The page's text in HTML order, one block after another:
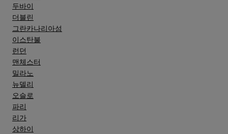
두바이
더블린
그란카나리아섬
이스탄불
런던
맨체스터
밀라노
뉴델리
오슬로
파리
리가
상하이